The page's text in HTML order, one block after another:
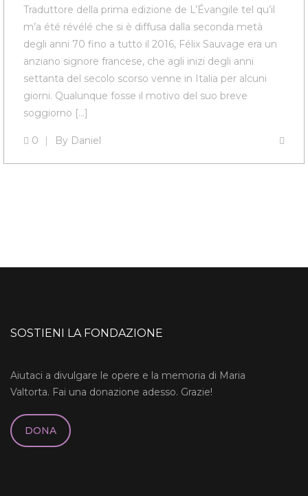
Traduttore della prima edizione de L’Évangile tel qu’il
m’a été révélé che si è diffusa dalla seconda metà
degli anni 70 fino a tutto il 2016, Félix Sauvage era un
anziano signore francese, che agli inizi degli anni
settanta del secolo scorso venne in Italia per alcuni
giorni. Qualunque fosse il motivo del suo breve
soggiorno […]
0 By Daniel
SOSTIENI LA FONDAZIONE
Aiutaci a divulgare le opere e la memoria di Maria
Valtorta. Fai una donazione adesso. Grazie!
DONA